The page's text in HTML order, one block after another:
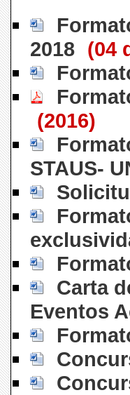
2018 (04
(2016)
STAUS-
Carta
Eventos